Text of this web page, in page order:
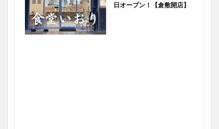
日オープン！【倉敷開店】